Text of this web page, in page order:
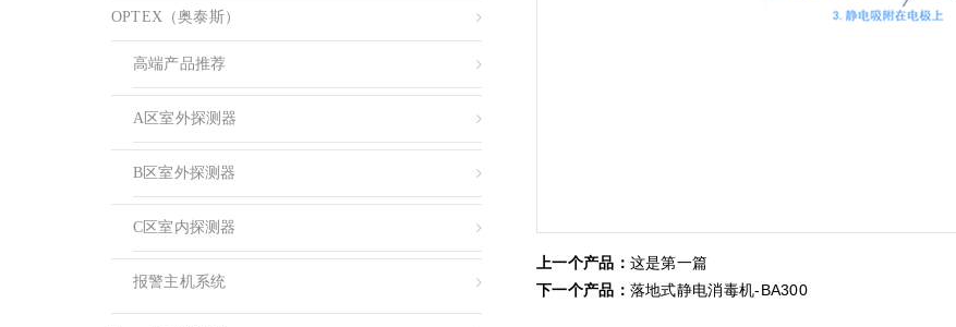
OPTEX（奥泰斯）
高端产品推荐
A区室外探测器
B区室外探测器
C区室内探测器
报警主机系统
上一个产品： 这是第一篇
下一个产品： 落地式静电消毒机-BA300